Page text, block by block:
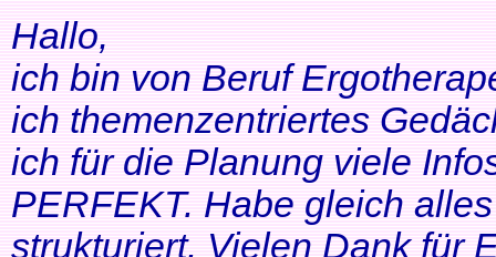
Hallo,
ich bin von Beruf
ich themenzentriertes
ich für die Planung viele
PERFEKT. Habe gleich
strukturiert. Vielen Dank für